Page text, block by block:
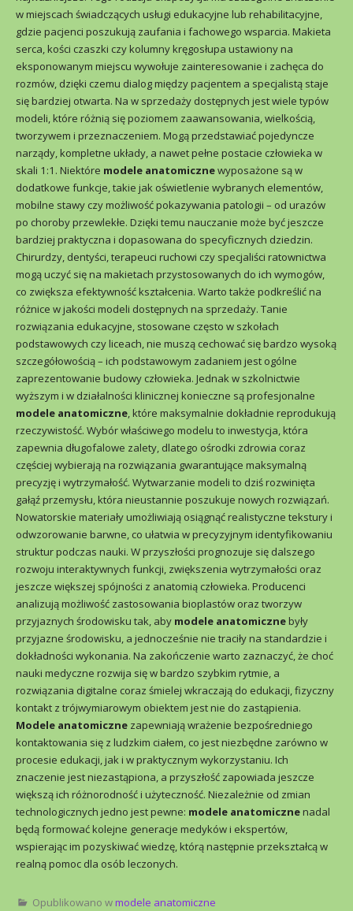
w miejscach świadczących usługi edukacyjne lub rehabilitacyjne,
gdzie pacjenci poszukują zaufania i fachowego wsparcia. Makieta
serca, kości czaszki czy kolumny kręgosłupa ustawiony na
eksponowanym miejscu wywołuje zainteresowanie i zachęca do
rozmów, dzięki czemu dialog między pacjentem a specjalistą staje
się bardziej otwarta. Na w sprzedaży dostępnych jest wiele typów
modeli, które różnią się poziomem zaawansowania, wielkością,
tworzywem i przeznaczeniem. Mogą przedstawiać pojedyncze
narządy, kompletne układy, a nawet pełne postacie człowieka w
skali 1:1. Niektóre modele anatomicznewyposażone są w
dodatkowe funkcje, takie jak oświetlenie wybranych elementów,
mobilne stawy czy możliwość pokazywania patologii – od urazów
po choroby przewlekłe. Dzięki temu nauczanie może być jeszcze
bardziej praktyczna i dopasowana do specyficznych dziedzin.
Chirurdzy, dentyści, terapeuci ruchowi czy specjaliści ratownictwa
mogą uczyć się na makietach przystosowanych do ich wymogów,
co zwiększa efektywność kształcenia. Warto także podkreślić na
różnice w jakości modeli dostępnych na sprzedaży. Tanie
rozwiązania edukacyjne, stosowane często w szkołach
podstawowych czy liceach, nie muszą cechować się bardzo wysoką
szczegółowością – ich podstawowym zadaniem jest ogólne
zaprezentowanie budowy człowieka. Jednak w szkolnictwie
wyższym i w działalności klinicznej konieczne są profesjonalne
modele anatomiczne, które maksymalnie dokładnie reprodukują
rzeczywistość. Wybór właściwego modelu to inwestycja, która
zapewnia długofalowe zalety, dlatego ośrodki zdrowia coraz
częściej wybierają na rozwiązania gwarantujące maksymalną
precyzję i wytrzymałość. Wytwarzanie modeli to dziś rozwinięta
gałąź przemysłu, która nieustannie poszukuje nowych rozwiązań.
Nowatorskie materiały umożliwiają osiągnąć realistyczne tekstury i
odwzorowanie barwne, co ułatwia w precyzyjnym identyfikowaniu
struktur podczas nauki. W przyszłości prognozuje się dalszego
rozwoju interaktywnych funkcji, zwiększenia wytrzymałości oraz
jeszcze większej spójności z anatomią człowieka. Producenci
analizują możliwość zastosowania bioplastów oraz tworzyw
przyjaznych środowisku tak, aby modele anatomicznebyły
przyjazne środowisku, a jednocześnie nie traciły na standardzie i
dokładności wykonania. Na zakończenie warto zaznaczyć, że choć
nauki medyczne rozwija się w bardzo szybkim ryt­mie, a
rozwiązania digitalne coraz śmielej wkraczają do edukacji, fizyczny
kontakt z trójwymiarowym obiektem jest nie do zastąpienia.
Modele anatomiczne zapewniają wrażenie bezpośredniego
kontaktowania się z ludzkim ciałem, co jest niezbędne zarówno w
procesie edukacji, jak i w praktycznym wykorzystaniu. Ich
znaczenie jest niezastąpiona, a przyszłość zapowiada jeszcze
większą ich różnorodność i użyteczność. Niezależnie od zmian
technologicznych jedno jest pewne: modele anatomicznenadal
będą formować kolejne generacje medyków i ekspertów,
wspierając im pozyskiwać wiedzę, którą następnie przekształcą w
realną pomoc dla osób leczonych.
Opublikowano wmodele anatomiczne